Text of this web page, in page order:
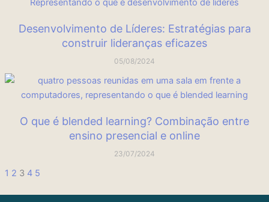
Desenvolvimento de Líderes: Estratégias para
construir lideranças eficazes
05/08/2024
O que é blended learning? Combinação entre
ensino presencial e online
23/07/2024
1 2 3 4 5